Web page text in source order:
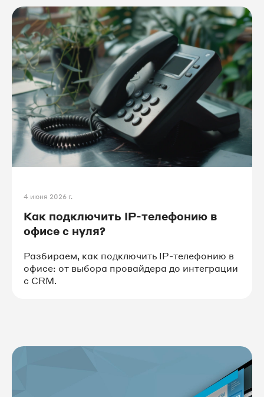
4 июня 2026 г.
Как подключить IP-телефонию в
офисе с нуля?
Разбираем, как подключить IP-телефонию в
офисе: от выбора провайдера до интеграции
с CRM.